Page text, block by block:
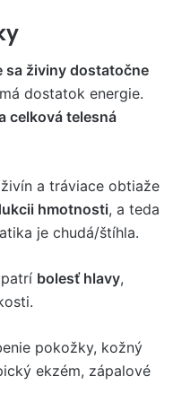
sa živiny dostatočne
dostatok energie.
celková telesná
a tráviace obtiaže
hmotnosti, a teda
je chudá/štíhla.
bolesť hlavy,
pokožky, kožný
ekzém, zápalové